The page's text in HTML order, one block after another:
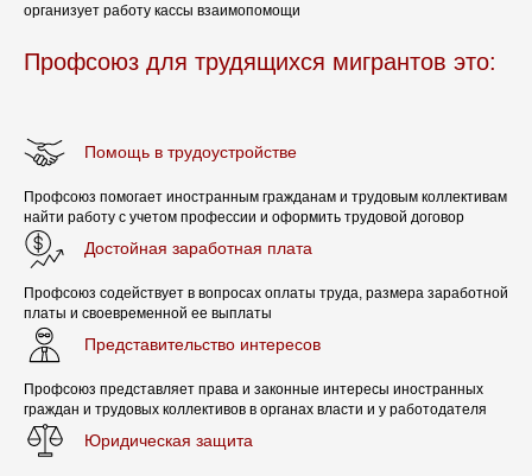
СОЦИАЛЬНО-ОРИЕНТИРОВАННАЯ РЫНОЧНАЯ
СРЕДА, НАПРАВЛЕННАЯ НА СОЗДАНИЕ
КООПЕРАЦИИ И ПРЕДПРИНИМАТЕЛЬСТВА,
КОНСУЛЬТАЦИЯ ЮРИСТА
ЗАПИСАТЬСЯ НА КОНСУЛЬТАЦИЮ
организует работу кассы взаимопомощи
Отсутствие официальных трудовых отношений с
злоупотребления, нарушения работодателем
платы, несоблюдение норм охраны труда, что в
ситуации и депортацию иностранных граждан. В
существующих условиях профсоюз - это
наиболее эффективный способ защиты прав и
занятости и конфликтов с работодателем.
Профсоюз для трудящихся мигрантов это:
Помощь в трудоустройстве
Профсоюз помогает иностранным гражданам и трудовым коллективам
найти работу с учетом профессии и оформить трудовой договор
Достойная заработная плата
Профсоюз содействует в вопросах оплаты труда, размера заработной
платы и своевременной ее выплаты
Представительство интересов
Профсоюз представляет права и законные интересы иностранных
граждан и трудовых коллективов в органах власти и у работодателя
Юридическая защита